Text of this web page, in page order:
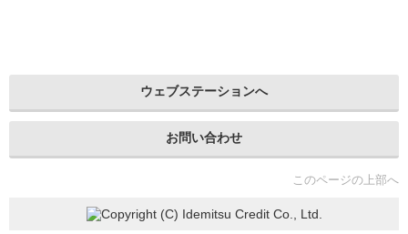
ウェブステーションへ
お問い合わせ
このページの上部へ